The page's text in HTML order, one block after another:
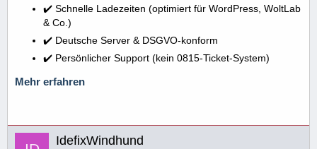
✔️ Schnelle Ladezeiten (optimiert für WordPress, WoltLab
& Co.)
✔️ Deutsche Server & DSGVO-konform
✔️ Persönlicher Support (kein 0815-Ticket-System)
Mehr erfahren
IdefixWindhund